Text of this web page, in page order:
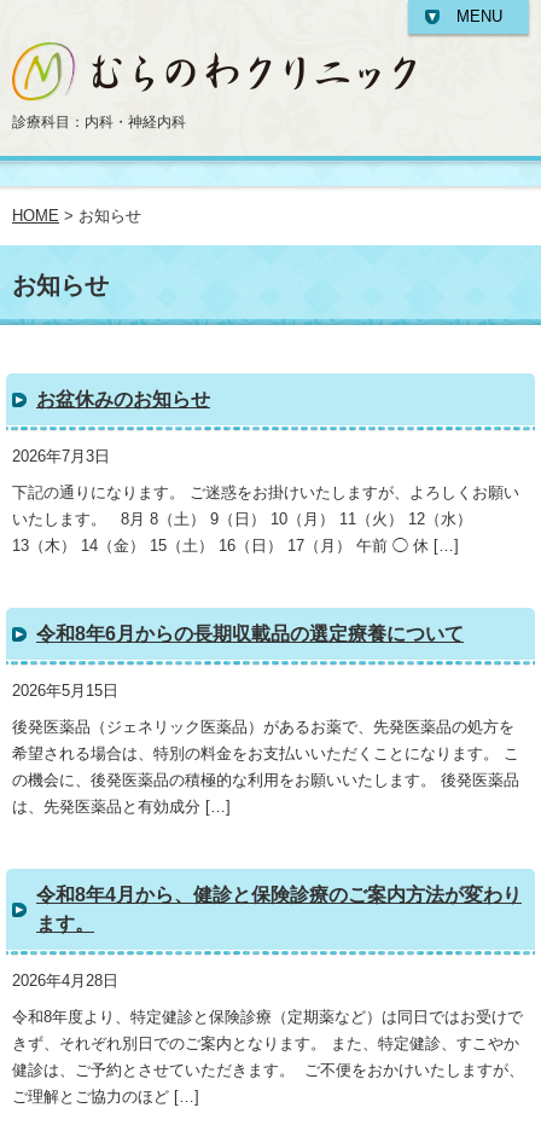
診療科目：内科・神経内科
HOME > お知らせ
お知らせ
お盆休みのお知らせ
2026年7月3日
下記の通りになります。 ご迷惑をお掛けいたしますが、よろしくお願い
いたします。 8月 8（土） 9（日） 10（月） 11（火） 12（水）
13（木） 14（金） 15（土） 16（日） 17（月） 午前 ◯ 休 […]
令和8年6月からの長期収載品の選定療養について
2026年5月15日
後発医薬品（ジェネリック医薬品）があるお薬で、先発医薬品の処方を
希望される場合は、特別の料金をお支払いいただくことになります。 こ
の機会に、後発医薬品の積極的な利用をお願いいたします。 後発医薬品
は、先発医薬品と有効成分 […]
令和8年4月から、健診と保険診療のご案内方法が変わり
ます。
2026年4月28日
令和8年度より、特定健診と保険診療（定期薬など）は同日ではお受けで
きず、それぞれ別日でのご案内となります。 また、特定健診、すこやか
健診は、ご予約とさせていただきます。 ご不便をおかけいたしますが、
ご理解とご協力のほど […]
MENU